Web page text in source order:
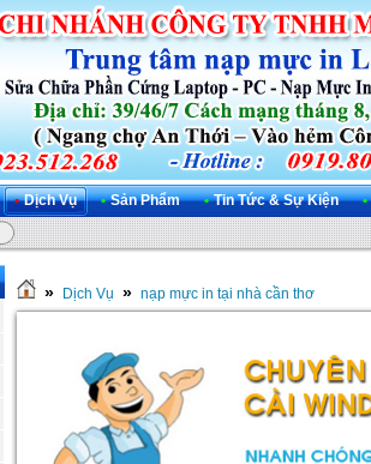
• Dịch Vụ • Sản Phẩm • Tin Tức & Sự Kiện •
» Dịch Vụ » nạp mực in tại nhà cần thơ